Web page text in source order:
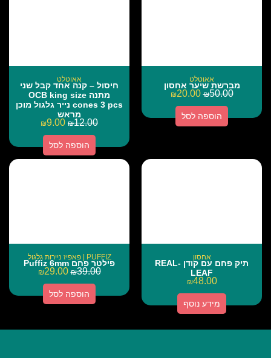
אאוטלט
מברשת שיער אחסון
₪50.00
₪20.00
הוספה לסל
אאוטלט
חיסול – קנה אחד קבל שני
מתנה OCB king size
cones 3 pcs נייר גלגול מוכן
מראש
₪12.00
₪9.00
הוספה לסל
אחסון
תיק פחם עם קודן REAL-
LEAF
₪48.00
מידע נוסף
PUFFIZ | פאפיז ניירות גלגול
פילטר פחם Puffiz 6mm
₪39.00
₪29.00
הוספה לסל